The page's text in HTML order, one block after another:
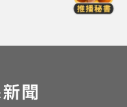
老虎敗